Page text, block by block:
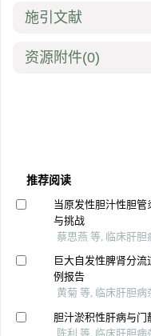
施引文献
资源附件(0)
推荐阅读
当原发性胆汁性胆
与挑战
蔡思燕 等, 临床肝胆
巨大自发性脾肾分
例报告
黄菊 等, 临床肝胆病
胆汁淤积性肝病与门
陈利 等, 临床肝胆病